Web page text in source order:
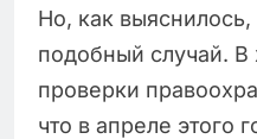
Но, как
подобный случай. В
проверки
что в апреле этого